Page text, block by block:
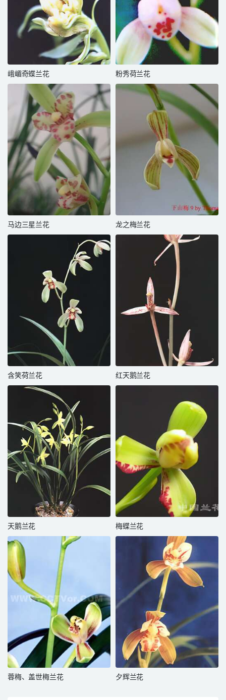
峨嵋奇蝶兰花 粉秀荷兰花
马边三星兰花 龙之梅兰花
含笑荷兰花 红天鹅兰花
天鹅兰花 梅蝶兰花
蓉梅、盖世梅兰花 夕辉兰花